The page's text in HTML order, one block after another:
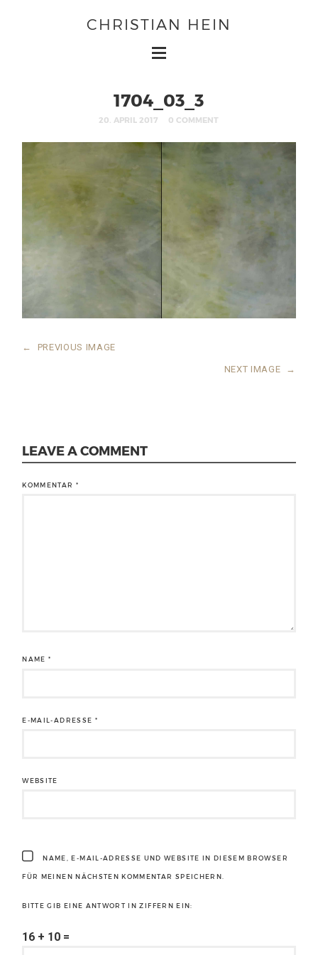
CHRISTIAN HEIN
1704_03_3
20. APRIL 2017 0 COMMENT
← PREVIOUS IMAGE
NEXT IMAGE →
LEAVE A COMMENT
KOMMENTAR *
NAME*
E-MAIL-ADRESSE *
WEBSITE
NAME, E-MAIL-ADRESSE UND WEBSITE IN DIESEM BROWSER
FÜR MEINEN NÄCHSTEN KOMMENTAR SPEICHERN.
BITTE GIB EINE ANTWORT IN ZIFFERN EIN:
16 + 10 =